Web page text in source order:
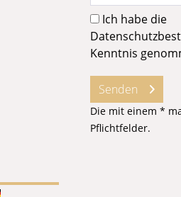
Ich habe die
Kenntnis
Senden
Die mit einem *
Pflichtfelder.